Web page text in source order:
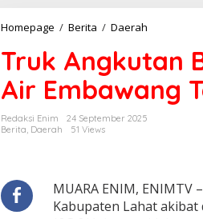
Homepage / Berita / Daerah
u
k
A
n
n
a
Truk Angkutan
Air Embawang
Redaksi Enim
24 September 2025
Berita Daerah 51 Views
MUARA ENIM, ENIMTV
Kabupaten Lahat